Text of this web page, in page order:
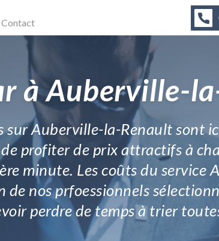
Contact
à Auberville-
Auberville-la-Renault sont
profiter de prix attractifs à
minute. Les coûts du service
nos prfoessionnels
perdre de temps à trier